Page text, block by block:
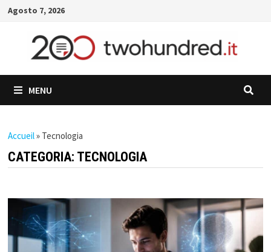
Skip
content
Agosto 7, 2026
MENU
Accueil» Tecnologia
CATEGORIA: TECNOLOGIA